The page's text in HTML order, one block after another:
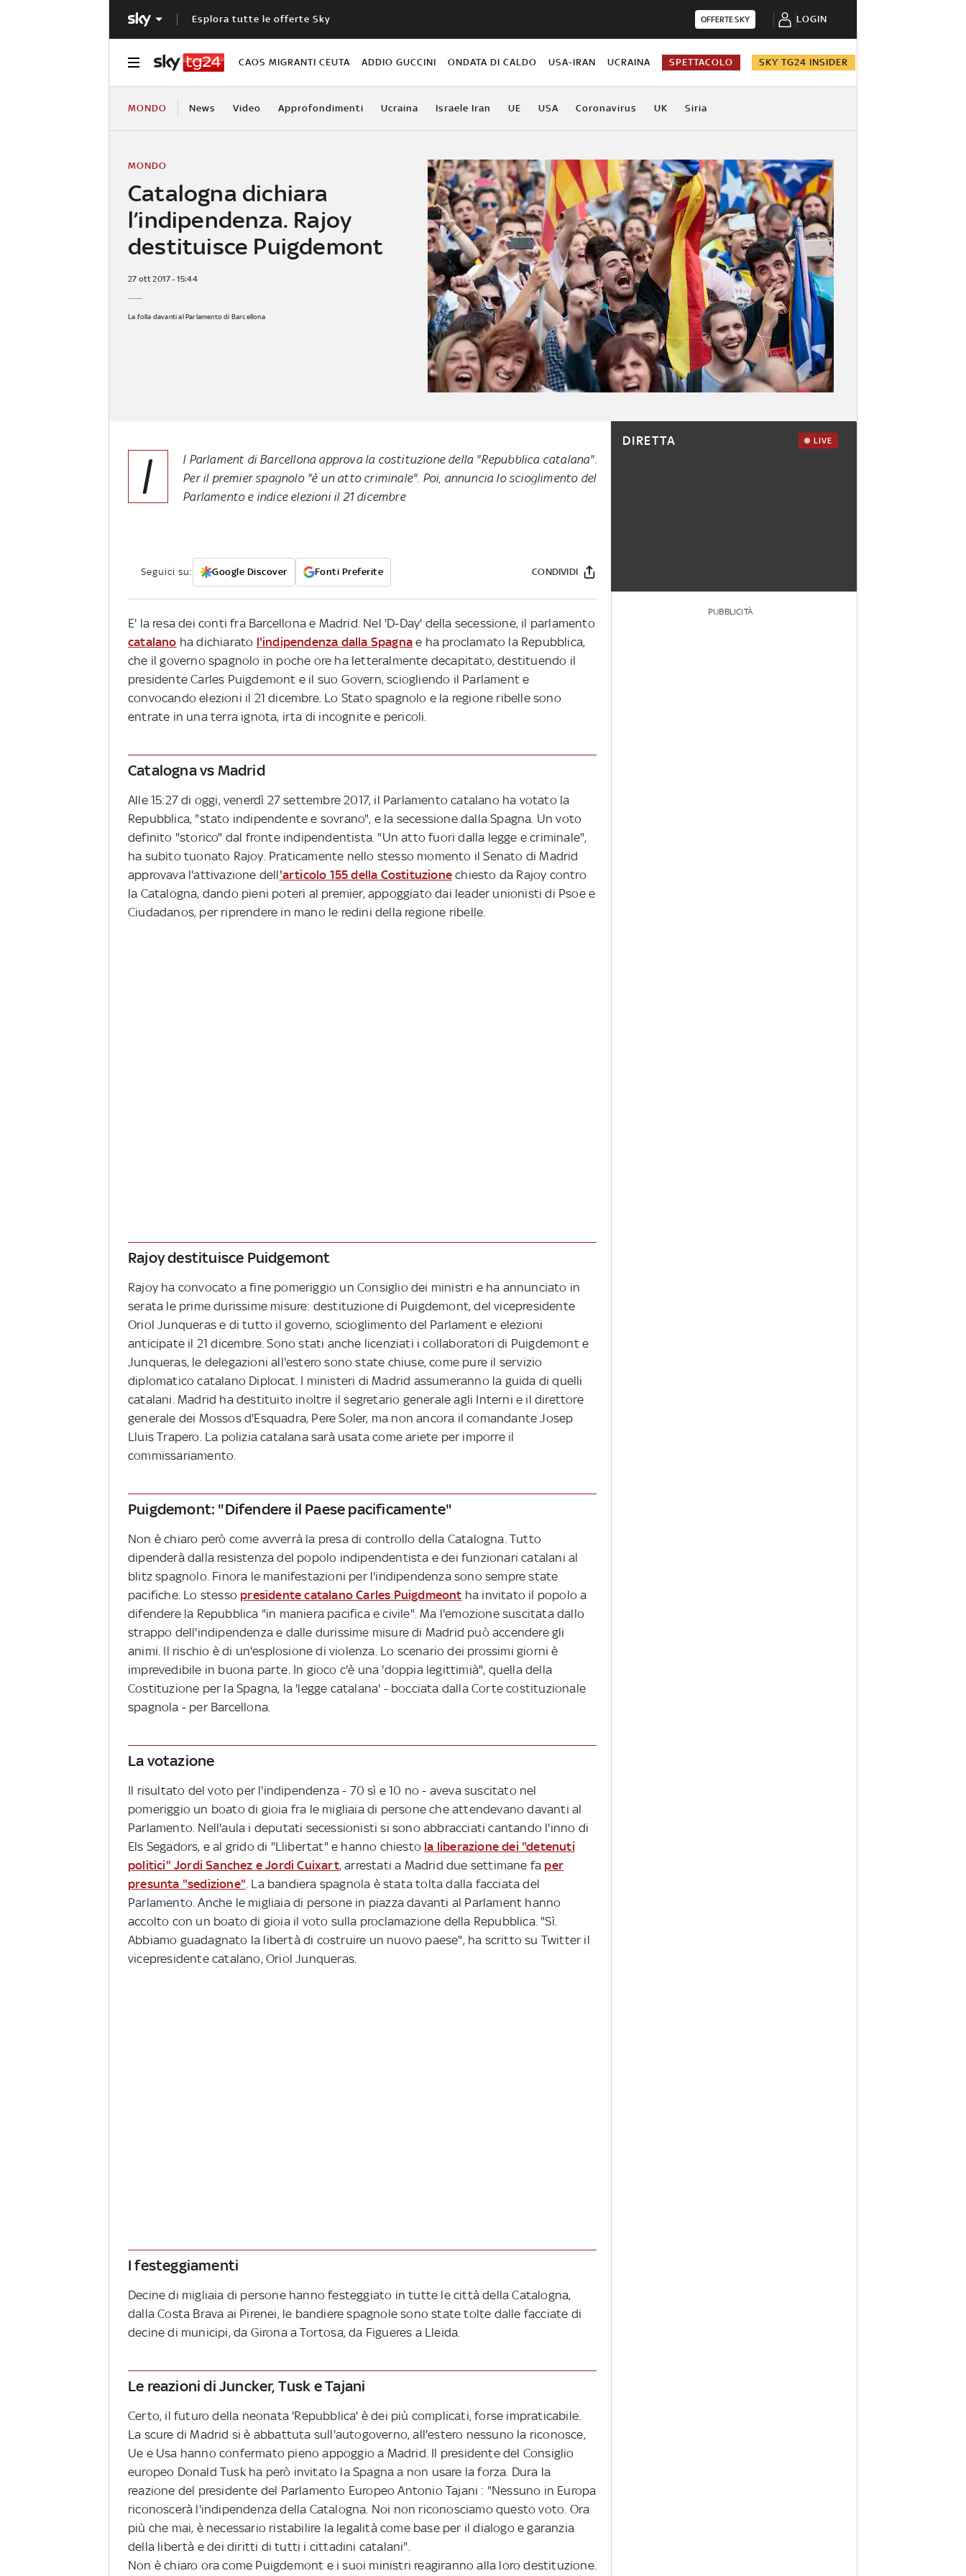
Esplora tutte le offerte Sky OFFERTE SKY LOGIN
CAOS MIGRANTI CEUTA ADDIO GUCCINI ONDATA DI CALDO USA-IRAN UCRAINA SPETTACOLO SKY TG24 INSIDER
MONDO News Video Approfondimenti Ucraina Israele Iran UE USA Coronavirus UK Siria
Catalogna dichiara
l’indipendenza. Rajoy
destituisce Puigdemont
MONDO
27 ott 2017 - 15:44
La folla davanti al Parlamento di Barcellona
I
l Parlament di Barcellona approva la costituzione della "Repubblica catalana".
Per il premier spagnolo "è un atto criminale". Poi, annuncia lo scioglimento del
Parlamento e indice elezioni il 21 dicembre
Seguici su: Google Discover Fonti Preferite CONDIVIDI
E' la resa dei conti fra Barcellona e Madrid. Nel 'D-Day' della secessione, il parlamento
catalano ha dichiarato l'indipendenza dalla Spagna e ha proclamato la Repubblica,
che il governo spagnolo in poche ore ha letteralmente decapitato, destituendo il
presidente Carles Puigdemont e il suo Govern, sciogliendo il Parlament e
convocando elezioni il 21 dicembre. Lo Stato spagnolo e la regione ribelle sono
entrate in una terra ignota, irta di incognite e pericoli.
Catalogna vs Madrid
Alle 15:27 di oggi, venerdì 27 settembre 2017, il Parlamento catalano ha votato la
Repubblica, "stato indipendente e sovrano", e la secessione dalla Spagna. Un voto
definito "storico" dal fronte indipendentista. "Un atto fuori dalla legge e criminale",
ha subito tuonato Rajoy. Praticamente nello stesso momento il Senato di Madrid
approvava l'attivazione dell'articolo 155 della Costituzione chiesto da Rajoy contro
la Catalogna, dando pieni poteri al premier, appoggiato dai leader unionisti di Psoe e
Ciudadanos, per riprendere in mano le redini della regione ribelle.
Rajoy destituisce Puidgemont
Rajoy ha convocato a fine pomeriggio un Consiglio dei ministri e ha annunciato in
serata le prime durissime misure: destituzione di Puigdemont, del vicepresidente
Oriol Junqueras e di tutto il governo, scioglimento del Parlament e elezioni
anticipate il 21 dicembre. Sono stati anche licenziati i collaboratori di Puigdemont e
Junqueras, le delegazioni all'estero sono state chiuse, come pure il servizio
diplomatico catalano Diplocat. I ministeri di Madrid assumeranno la guida di quelli
catalani. Madrid ha destituito inoltre il segretario generale agli Interni e il direttore
generale dei Mossos d'Esquadra, Pere Soler, ma non ancora il comandante Josep
Lluis Trapero. La polizia catalana sarà usata come ariete per imporre il
commissariamento.
Puigdemont: "Difendere il Paese pacificamente"
Non è chiaro però come avverrà la presa di controllo della Catalogna. Tutto
dipenderà dalla resistenza del popolo indipendentista e dei funzionari catalani al
blitz spagnolo. Finora le manifestazioni per l'indipendenza sono sempre state
pacifiche. Lo stesso presidente catalano Carles Puigdmeont ha invitato il popolo a
difendere la Repubblica "in maniera pacifica e civile". Ma l'emozione suscitata dallo
strappo dell'indipendenza e dalle durissime misure di Madrid può accendere gli
animi. Il rischio è di un'esplosione di violenza. Lo scenario dei prossimi giorni è
imprevedibile in buona parte. In gioco c'è una 'doppia legittimià", quella della
Costituzione per la Spagna, la 'legge catalana' - bocciata dalla Corte costituzionale
spagnola - per Barcellona.
La votazione
Il risultato del voto per l'indipendenza - 70 sì e 10 no - aveva suscitato nel
pomeriggio un boato di gioia fra le migliaia di persone che attendevano davanti al
Parlamento. Nell'aula i deputati secessionisti si sono abbracciati cantando l'inno di
Els Segadors, e al grido di "Llibertat" e hanno chiesto la liberazione dei "detenuti
politici" Jordi Sanchez e Jordi Cuixart, arrestati a Madrid due settimane fa per
presunta "sedizione" . La bandiera spagnola è stata tolta dalla facciata del
Parlamento. Anche le migliaia di persone in piazza davanti al Parlament hanno
accolto con un boato di gioia il voto sulla proclamazione della Repubblica. "Sì.
Abbiamo guadagnato la libertà di costruire un nuovo paese", ha scritto su Twitter il
vicepresidente catalano, Oriol Junqueras.
I festeggiamenti
Decine di migliaia di persone hanno festeggiato in tutte le città della Catalogna,
dalla Costa Brava ai Pirenei, le bandiere spagnole sono state tolte dalle facciate di
decine di municipi, da Girona a Tortosa, da Figueres a Lleida.
Le reazioni di Juncker, Tusk e Tajani
Certo, il futuro della neonata 'Repubblica' è dei più complicati, forse impraticabile.
La scure di Madrid si è abbattuta sull'autogoverno, all'estero nessuno la riconosce,
Ue e Usa hanno confermato pieno appoggio a Madrid. Il presidente del Consiglio
europeo Donald Tusk ha però invitato la Spagna a non usare la forza. Dura la
reazione del presidente del Parlamento Europeo Antonio Tajani : "Nessuno in Europa
riconoscerà l'indipendenza della Catalogna. Noi non riconosciamo questo voto. Ora
più che mai, è necessario ristabilire la legalità come base per il dialogo e garanzia
della libertà e dei diritti di tutti i cittadini catalani".
Non è chiaro ora come Puigdemont e i suoi ministri reagiranno alla loro destituzione.
DIRETTA LIVE
PUBBLICITÀ